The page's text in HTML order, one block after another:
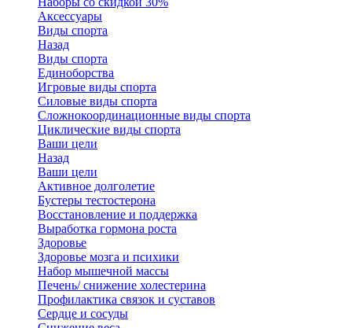
Аксессуары
Виды спорта
Назад
Виды спорта
Единоборства
Игровые виды спорта
Силовые виды спорта
Сложнокоординационные виды спорта
Циклические виды спорта
Ваши цели
Назад
Ваши цели
Активное долголетие
Бустеры тестостерона
Восстановление и поддержка
Выработка гормона роста
Здоровье
Здоровье мозга и психики
Набор мышечной массы
Печень/ снижение холестерина
Профилактика связок и суставов
Сердце и сосуды